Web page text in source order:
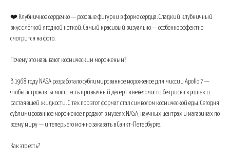
❤️ Клубничное сердечко — розовые фигурки в форме сердца. Сладкий клубничный
вкус с лёгкой ягодной ноткой. Самый красивый визуально — особенно эффектно
смотрится на фото.
Почему это называют космическим мороженым?
В 1968 году NASA разработало сублимированное мороженое для миссии Apollo 7 —
чтобы астронавты могли есть привычный десерт в невесомости без риска крошек и
растаявшей жидкости. С тех пор этот формат стал символом космической еды. Сегодня
сублимированное мороженое продают в музеях NASA, научных центрах и магазинах по
всему миру — и теперь его можно заказать в Санкт-Петербурге.
Как это есть?